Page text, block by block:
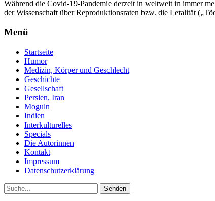
Während die Covid-19-Pandemie derzeit in weltweit in immer
der Wissenschaft über Reproduktionsraten bzw. die Letalität
Menü
Startseite
Humor
Medizin, Körper und Geschlecht
Geschichte
Gesellschaft
Persien, Iran
Moguln
Indien
Interkulturelles
Specials
Die Autorinnen
Kontakt
Impressum
Datenschutzerklärung